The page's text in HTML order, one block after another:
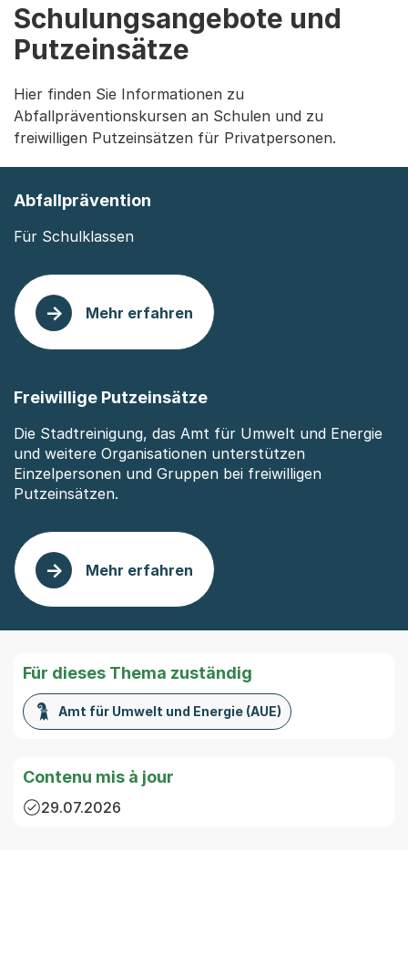
Schulungsangebote und
Putzeinsätze
Hier finden Sie Informationen zu
Abfallpräventionskursen an Schulen und zu
freiwilligen Putzeinsätzen für Privatpersonen.
Abfallprävention
Für Schulklassen
Mehr erfahren
: Abfallprävention
Freiwillige Putzeinsätze
Die Stadtreinigung, das Amt für Umwelt und Energie
und weitere Organisationen unterstützen
Einzelpersonen und Gruppen bei freiwilligen
Putzeinsätzen.
Mehr erfahren
: Freiwillige Putzeinsätze
Für dieses Thema zuständig
Amt für Umwelt und Energie (AUE)
Contenu mis à jour
29.07.2026